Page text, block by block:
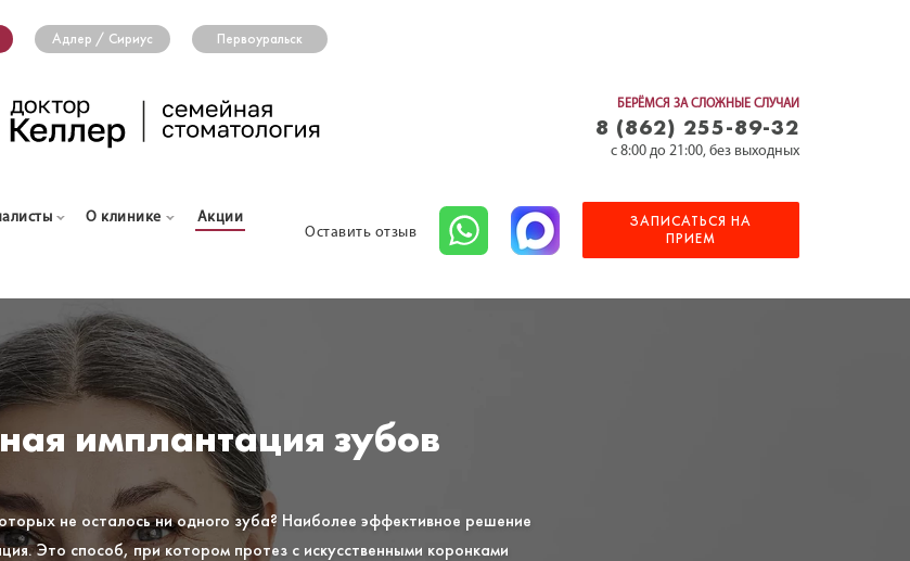
Адлер / Сириус Первоуральск
БЕРЁМСЯ ЗА СЛОЖНЫЕ СЛУЧАИ
8 (862) 255-89-32
c 8:00 до 21:00, без выходных
О клинике
Акции
Оставить отзыв
ЗАПИСАТЬСЯ НА
ПРИЕМ
имплантация зубов
не осталось ни одного зуба? Наиболее эффективное решение
Это способ, при котором протез с искусственными коронками